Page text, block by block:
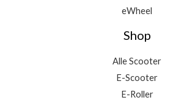
eWheel
Shop
Alle Scooter
E-Scooter
E-Roller